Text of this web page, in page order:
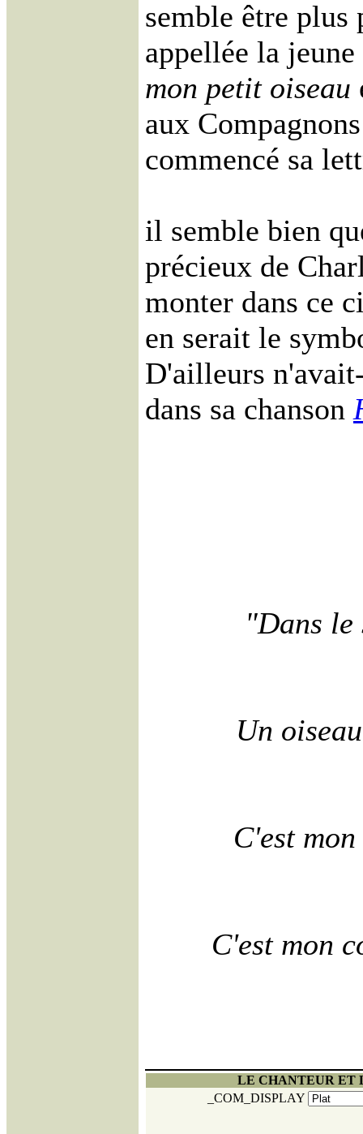
semble être
appellée la
mon petit oiseau
aux
commencé sa
il semble bien
précieux de
monter dans ce
en serait le
D'ailleurs
dans sa chanson
"Dans
Un
C'est
C'est mon
LE CHANTEUR ET
_COM_DISPLAY